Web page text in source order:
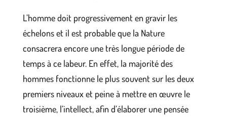
L’homme doit progressivement en gravir les
échelons et il est probable que la Nature
consacrera encore une très longue période de
temps à ce labeur. En effet, la majorité des
hommes fonctionne le plus souvent sur les deux
premiers niveaux et peine à mettre en œuvre le
troisième, l’intellect, afin d’élaborer une pensée